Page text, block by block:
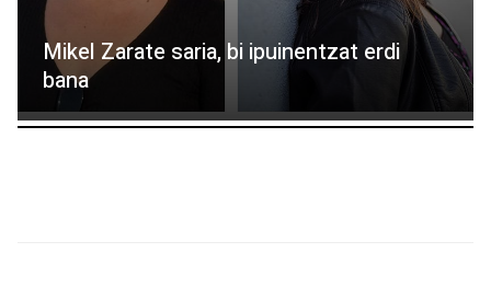
Mikel Zarate saria, bi ipuinentzat erdi
bana